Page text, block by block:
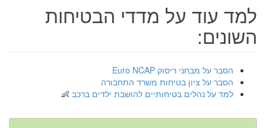
למד עוד על מדדי הבטיחות
השונים:
הסבר על מבחני ריסוק Euro NCAP
הסבר על ציון בטיחות משרד התחבורה
למד על נהלים בטיחותיים להושבת ילדים ברכב